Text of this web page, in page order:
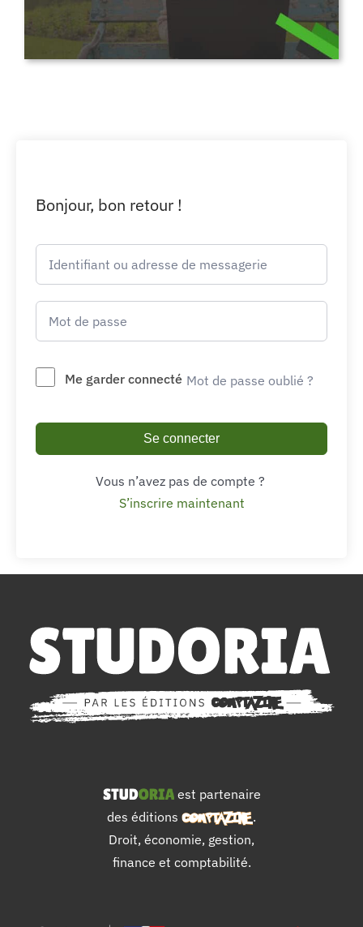
Bonjour, bon retour !
Me garder connecté Mot de passe oublié ?
Se connecter
Vous n’avez pas de compte ?
S’inscrire maintenant
est partenaire
des éditions
.
Droit, économie, gestion,
finance et comptabilité.